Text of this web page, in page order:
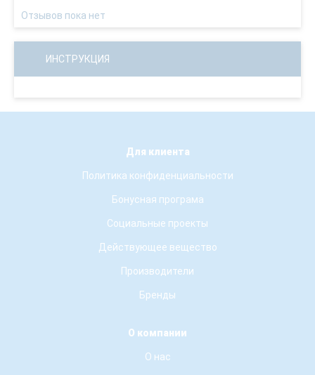
Отзывов пока нет
ИНСТРУКЦИЯ
Для клиента
Политика конфиденциальности
Бонусная програма
Социальные проекты
Действующее вещество
Производители
Бренды
О компании
О нас